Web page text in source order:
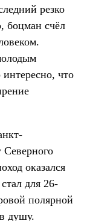
резко
боцман счёл
что
Северного
оказался
для 26-
полярной
душу.